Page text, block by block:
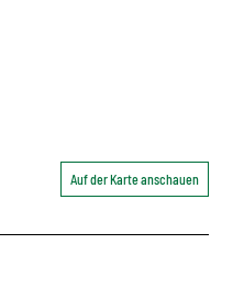
Auf der Karte anschauen